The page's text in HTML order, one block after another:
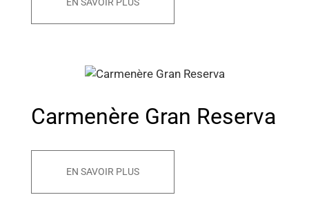
Carmenère Gran Reserva
EN SAVOIR PLUS